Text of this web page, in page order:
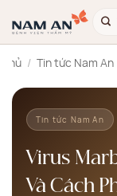
qua
nội
dung
chủ / Tin tức Nam An
Tin tức Nam An
Virus
Và Cách